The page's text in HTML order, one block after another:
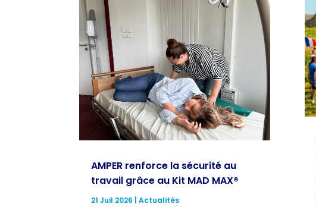
AMPER renforce la sécurité au
travail grâce au Kit MAD MAX®
21 Juil 2026 |Actualités